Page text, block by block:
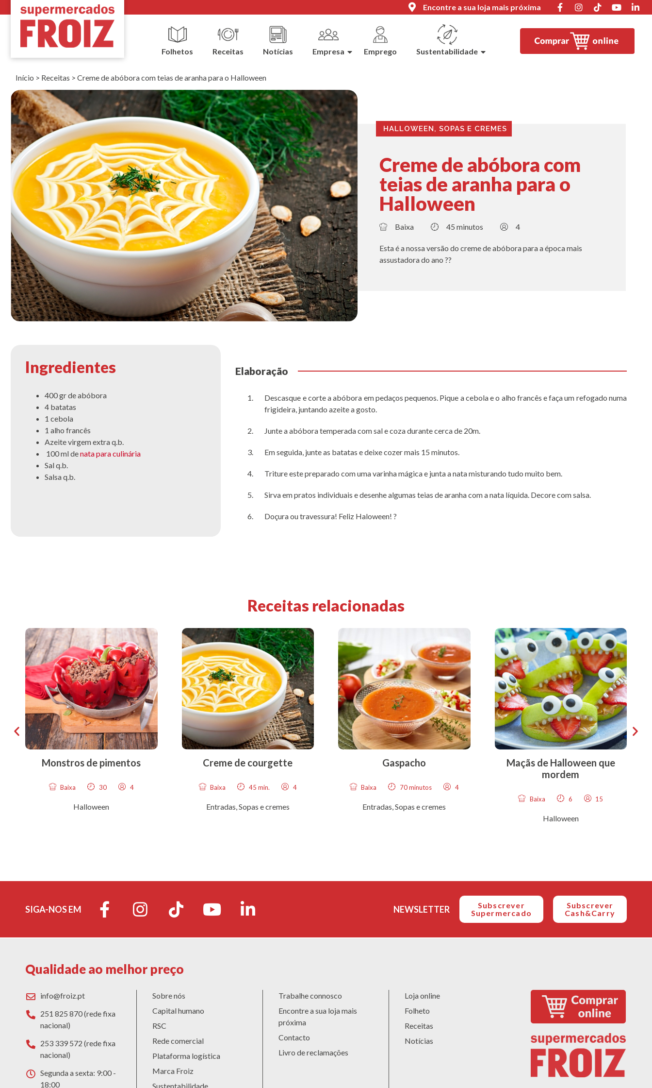
Encontre a sua loja mais próxima
Folhetos Receitas Notícias Empresa Emprego Sustentabilidade
Início > Receitas > Creme de abóbora com teias de aranha para o Halloween
HALLOWEEN, SOPAS E CREMES
Creme de abóbora com
teias de aranha para o
Halloween
Baixa 45 minutos 4
Esta é a nossa versão do creme de abóbora para a época mais
assustadora do ano ??
Ingredientes
400 gr de abóbora
4 batatas
1 cebola
1 alho francês
Azeite virgem extra q.b.
100 ml denata para culinária
Sal q.b.
Salsa q.b.
Elaboração
Descasque e corte a abóbora em pedaços pequenos. Pique a cebola e o alho francês e faça um refogado numa
frigideira, juntando azeite a gosto.
Junte a abóbora temperada com sal e coza durante cerca de 20m.
Em seguida, junte as batatas e deixe cozer mais 15 minutos.
Triture este preparado com uma varinha mágica e junta a nata misturando tudo muito bem.
Sirva em pratos individuais e desenhe algumas teias de aranha com a nata líquida. Decore com salsa.
Doçura ou travessura! Feliz Haloween! ?
Receitas relacionadas
Monstros de pimentos
Baixa 30 4
Halloween
Creme de courgette
Baixa 45 min. 4
Entradas,Sopas e cremes
Gaspacho
Baixa 70 minutos 4
Entradas,Sopas e cremes
Maçãs de Halloween que
mordem
Baixa 6 15
Halloween
SIGA-NOS EM NEWSLETTER
Subscrever
Supermercado
Subscrever
Cash&Carry
Qualidade ao melhor preço
info@froiz.pt
251 825 870 (rede fixa
nacional)
253 339 572 (rede fixa
nacional)
Segunda a sexta: 9:00 -
18:00
Sobre nós
Capital humano
RSC
Rede comercial
Plataforma logística
Marca Froiz
Sustentabilidade
Trabalhe connosco
Encontre a sua loja mais
próxima
Contacto
Livro de reclamações
Loja online
Folheto
Receitas
Notícias